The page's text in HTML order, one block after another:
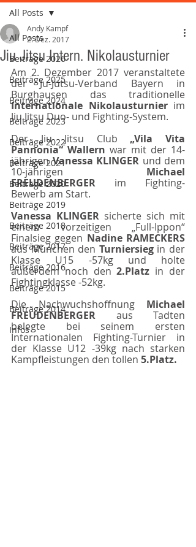
All Posts
Beiträge 2026
Beiträge 2025
Beiträge 2024
Beiträge 2023
Beiträge 2022
Beiträge 2021
Beiträge 2020
Beiträge 2019
Beiträge 2018
Beiträge 2017
Beiträge 2016
Beiträge 2015
Beiträge 2014
Infos
All Posts
Jiu Jitsu Intern. Nikolausturnier
Andy Kampf
2. Dez. 2017
Am 2. Dezember 2017 veranstaltete
der Ju-Jutsu-Verband Bayern in
Internationale Nikolausturnier im
Jiu Jitsu Duo- und Fighting-System.
Der Jiu Jitsu Club „Vila Vita
Pannonia“ Wallern war mit der 14-
jährigen Vanessa KLINGER und dem
10-jährigen Michael
FREUDENBERGER im Fighting-
Bewerb am Start.
Vanessa KLINGER sicherte sich mit
einem vorzeitigen „Full-Ippon“
Finalsieg gegen
aus München den Turniersieg in der
Klasse U15 -57kg und holte
außerdem noch den 2.Platz in der
Fightingklasse -52kg.
Die Nachwuchshoffnung Michael
FREUDENBERGER aus Tadten
belegte bei seinem ersten
Internationalen Fighting-Turnier in
der Klasse U12 -39kg nach starken
Kampfleistungen den tollen 5.Platz.